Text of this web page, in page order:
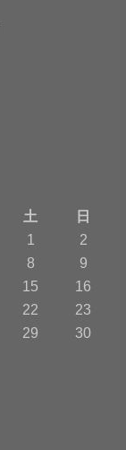
土
日
1
2
8
9
15
16
22
23
29
30